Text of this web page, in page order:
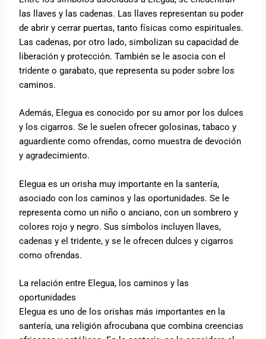
las llaves y las cadenas. Las llaves representan su poder
de abrir y cerrar puertas, tanto físicas como espirituales.
Las cadenas, por otro lado, simbolizan su capacidad de
liberación y protección. También se le asocia con el
tridente o garabato, que representa su poder sobre los
caminos.
Además, Elegua es conocido por su amor por los dulces
y los cigarros. Se le suelen ofrecer golosinas, tabaco y
aguardiente como ofrendas, como muestra de devoción
y agradecimiento.
Elegua es un orisha muy importante en la santería,
asociado con los caminos y las oportunidades. Se le
representa como un niño o anciano, con un sombrero y
colores rojo y negro. Sus símbolos incluyen llaves,
cadenas y el tridente, y se le ofrecen dulces y cigarros
como ofrendas.
La relación entre Elegua, los caminos y las
oportunidades
Elegua es uno de los orishas más importantes en la
santería, una religión afrocubana que combina creencias